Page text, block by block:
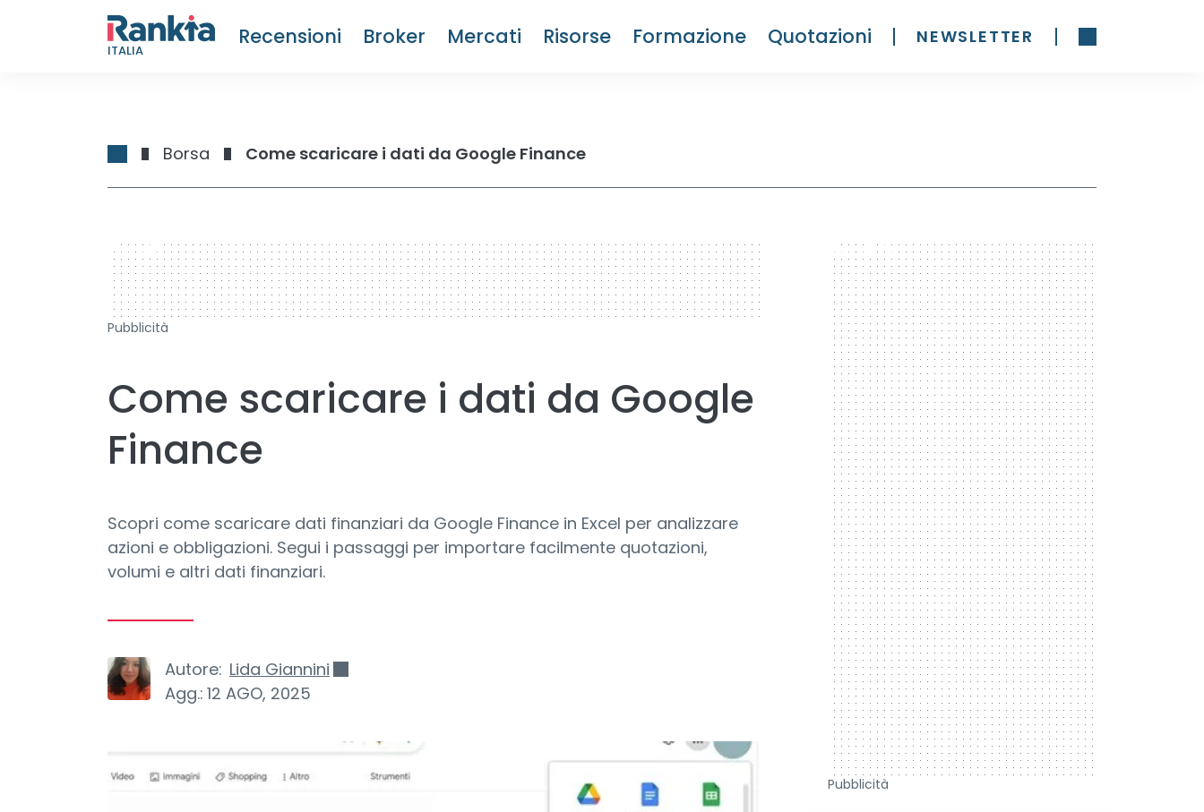
ITALIA
Recensioni Broker Mercati Risorse Formazione Quotazioni NEWSLETTER
Borsa Come scaricare i dati da Google Finance
728 x 90
Pubblicità
Come scaricare i dati da Google
Finance
Scopri come scaricare dati finanziari da Google Finance in Excel per analizzare
azioni e obbligazioni. Segui i passaggi per importare facilmente quotazioni,
volumi e altri dati finanziari.
Autore: Lida Giannini
Agg.: 12 AGO, 2025
300 x 600
Pubblicità